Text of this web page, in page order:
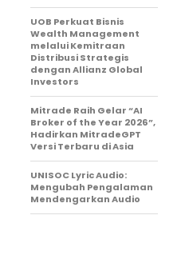
UOB Perkuat Bisnis
Wealth Management
melalui Kemitraan
Distribusi Strategis
dengan Allianz Global
Investors
Mitrade Raih Gelar “AI
Broker of the Year 2026”,
Hadirkan MitradeGPT
Versi Terbaru di Asia
UNISOC Lyric Audio:
Mengubah Pengalaman
Mendengarkan Audio